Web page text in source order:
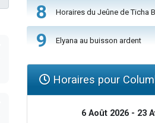
8 Horaires du Jeûne de Ticha
9 Elyana au buisson ardent
Horaires pour
6 Août 2026 - 23